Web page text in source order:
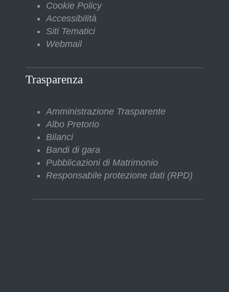
Cookie Policy
Accessibilità
Siti Tematici
Webmail
Trasparenza
Amministrazione Trasparente
Albo Pretorio
Bilanci
Bandi di gara
Pubblicazioni di Matrimonio
Responsabile protezione dati (RPD)